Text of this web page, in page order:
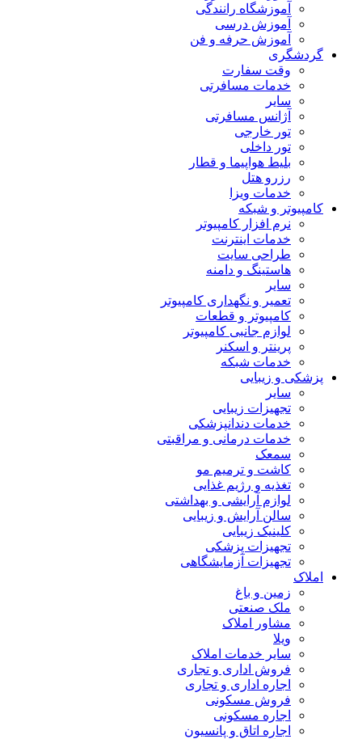
آموزشگاه رانندگی
آموزش درسی
آموزش حرفه و فن
گردشگری
وقت سفارت
خدمات مسافرتی
سایر
آژانس مسافرتی
تور خارجی
تور داخلی
بلیط هواپیما و قطار
رزرو هتل
خدمات ویزا
کامپیوتر و شبکه
نرم افزار کامپیوتر
خدمات اینترنت
طراحی سایت
هاستینگ و دامنه
سایر
تعمیر و نگهداری کامپیوتر
کامپیوتر و قطعات
لوازم جانبی کامپیوتر
پرینتر و اسکنر
خدمات شبکه
پزشکی و زیبایی
سایر
تجهیزات زیبایی
خدمات دندانپزشکی
خدمات درمانی و مراقبتی
سمعک
کاشت و ترمیم مو
تغذیه و رژیم غذایی
لوازم آرایشی و بهداشتی
سالن آرایش و زیبایی
کلینیک زیبایی
تجهیزات پزشکی
تجهیزات آزمایشگاهی
املاک
زمین و باغ
ملک صنعتی
مشاور املاک
ویلا
سایر خدمات املاک
فروش اداری و تجاری
اجاره اداری و تجاری
فروش مسکونی
اجاره مسکونی
اجاره اتاق و پانسیون